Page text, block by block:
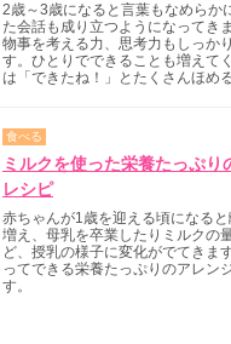
2歳～3歳になると言葉もなめらか
た会話も成り立つようになってき
物事を考える力、思考力もしっか
す。ひとりでできることも増えて
は「できたね！」とたくさんほめ
食べる
ミルクを使った栄養たっぷり
レシピ
赤ちゃんが1歳を迎える頃になる
増え、母乳を卒業したりミルクの
ど、授乳の様子に変化がでてきま
ってできる栄養たっぷりのアレン
す。